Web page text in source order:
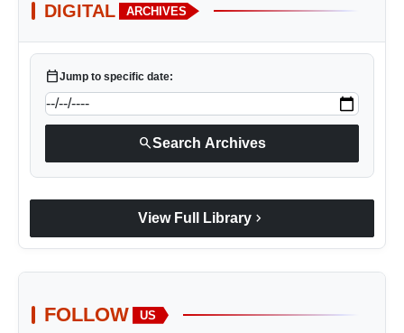
DIGITAL ARCHIVES
calendar_todayJump to specific date:
searchSearch Archives
View Full Library chevron_right
FOLLOW US